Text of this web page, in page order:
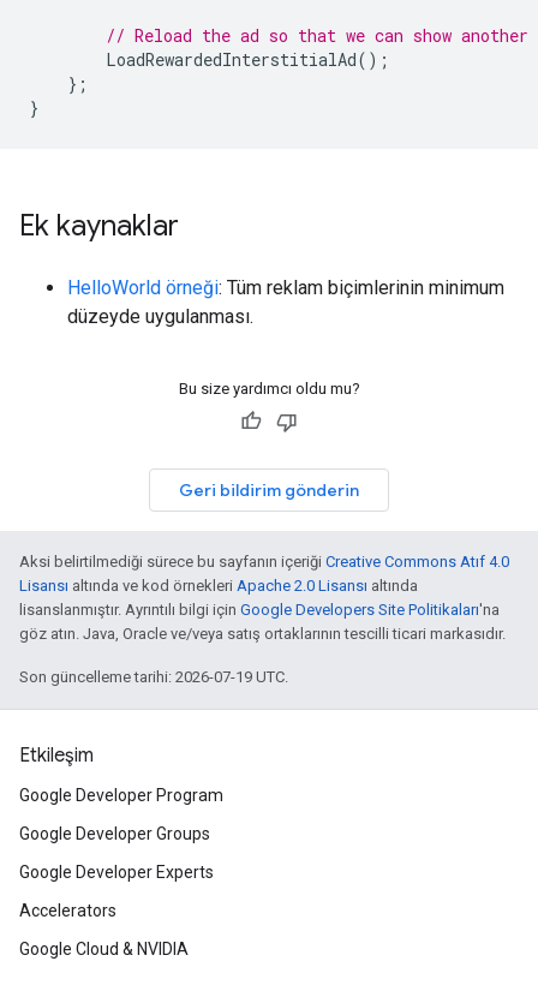
// Reload the ad so that we can show
LoadRewardedInterstitialAd();
};
}
Ek kaynaklar
HelloWorld örneği: Tüm reklam biçimlerinin minimum
düzeyde uygulanması.
Bu size yardımcı oldu mu?
Geri bildirim gönderin
Aksi belirtilmediği sürece bu sayfanın içeriği Creative Commons Atıf 4.0
Lisansı altında ve kod örnekleri Apache 2.0 Lisansı altında
lisanslanmıştır. Ayrıntılı bilgi için Google Developers Site Politikaları'na
göz atın. Java, Oracle ve/veya satış ortaklarının tescilli ticari markasıdır.
Son güncelleme tarihi: 2026-07-19 UTC.
Etkileşim
Google Developer Program
Google Developer Groups
Google Developer Experts
Accelerators
Google Cloud & NVIDIA